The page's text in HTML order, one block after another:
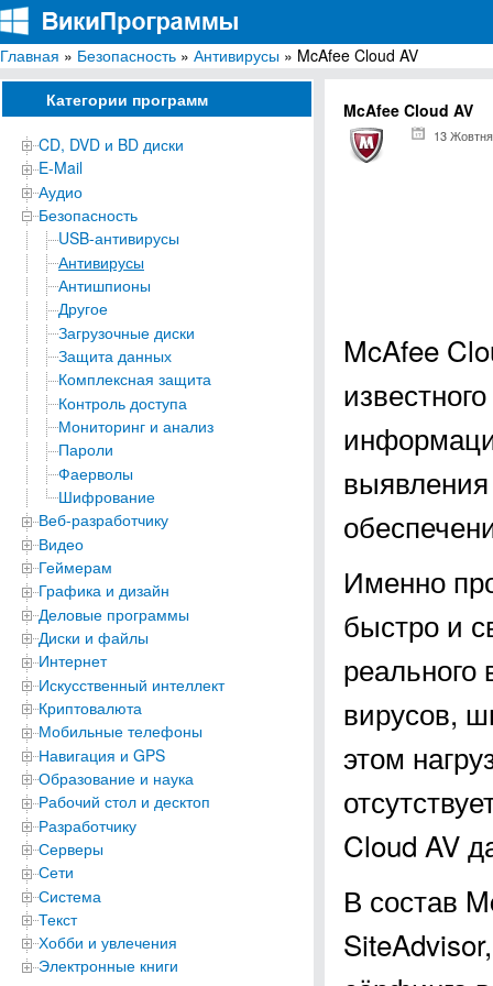
ВикиПрограммы
Энциклопедия бесплатных компьютерных программ для Windows
Главная » Безопасность » Антивирусы » McAfee Cloud AV
Категории программ
CD, DVD и BD диски
E-Mail
Аудио
Безопасность
USB-антивирусы
Антивирусы
Антишпионы
Другое
Загрузочные диски
Защита данных
Комплексная защита
Контроль доступа
Мониторинг и анализ
Пароли
Фаерволы
Шифрование
Веб-разработчику
Видео
Геймерам
Графика и дизайн
Деловые программы
Диски и файлы
Интернет
Искусственный интеллект
Криптовалюта
Мобильные телефоны
Навигация и GPS
Образование и наука
Рабочий стол и десктоп
Разработчику
Серверы
Сети
Система
Текст
Хобби и увлечения
Электронные книги
McAfee Cloud AV
13
McAfee
Именно
быстро и
реального
вирусов,
этом
Cloud AV
В состав